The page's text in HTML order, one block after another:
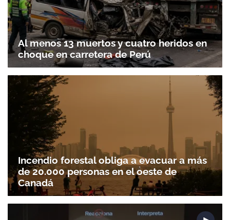
Gracias por suscribirte a nuestro boletín.
ACEPTAR
Al menos 13 muertos y cuatro heridos en
choque en carretera de Perú
Incendio forestal obliga a evacuar a más
de 20.000 personas en el oeste de
Canadá